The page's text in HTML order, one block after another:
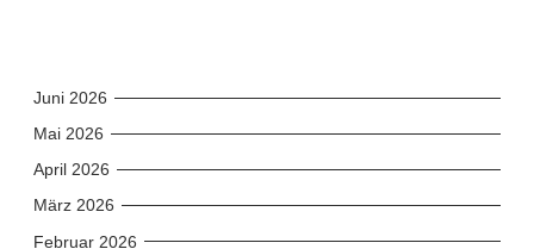
Juni 2026
Mai 2026
April 2026
März 2026
Februar 2026